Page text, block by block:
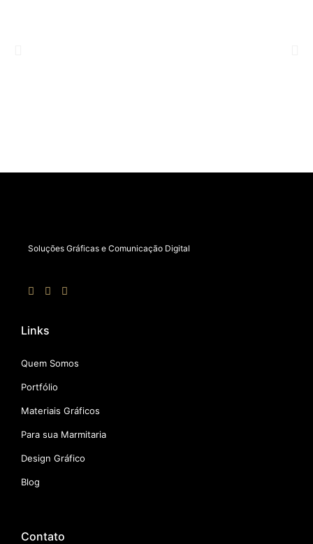
Soluções Gráficas e Comunicação Digital
Links
Quem Somos
Portfólio
Materiais Gráficos
Para sua Marmitaria
Design Gráfico
Blog
Contato